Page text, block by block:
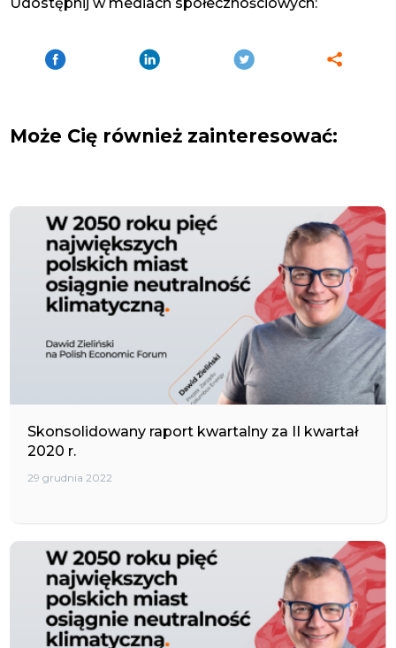
Udostępnij w mediach społecznościowych:
Może Cię również zainteresować:
Skonsolidowany raport kwartalny za II kwartał
2020 r.
29 grudnia 2022